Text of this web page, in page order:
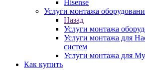
Hisense
Услуги монтажа
Назад
Услуги монтажа
Услуги монтажа для
систем
Услуги монтажа для
Как купить